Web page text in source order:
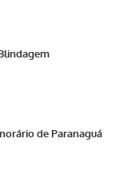
de Paranaguá